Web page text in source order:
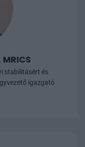
stabilitásért és
igazgató